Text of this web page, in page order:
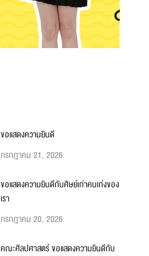
ขอแสดงความยินดี
กรกฎาคม 21, 2026
ขอแสดงความยินดีกับศิษย์เก่าคนเก่งของ
เรา
กรกฎาคม 20, 2026
คณะศิลปศาสตร์ ขอแสดงความยินดีกับ